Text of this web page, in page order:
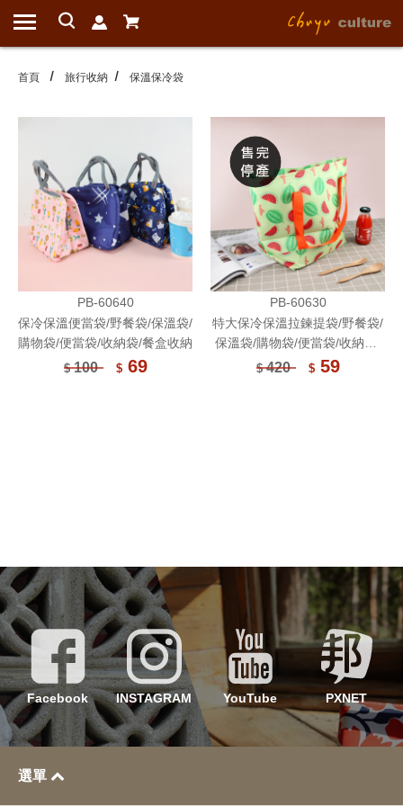
首頁 旅行收納 保溫保冷袋
PB-60640
保冷保溫便當袋/野餐袋/保溫袋/
購物袋/便當袋/收納袋/餐盒收納
$100 $69
PB-60630
特大保冷保溫拉鍊提袋/野餐袋/
保溫袋/購物袋/便當袋/收納袋/
餐盒收納
$420 $59
Facebook INSTAGRAM YouTube PXNET
選單